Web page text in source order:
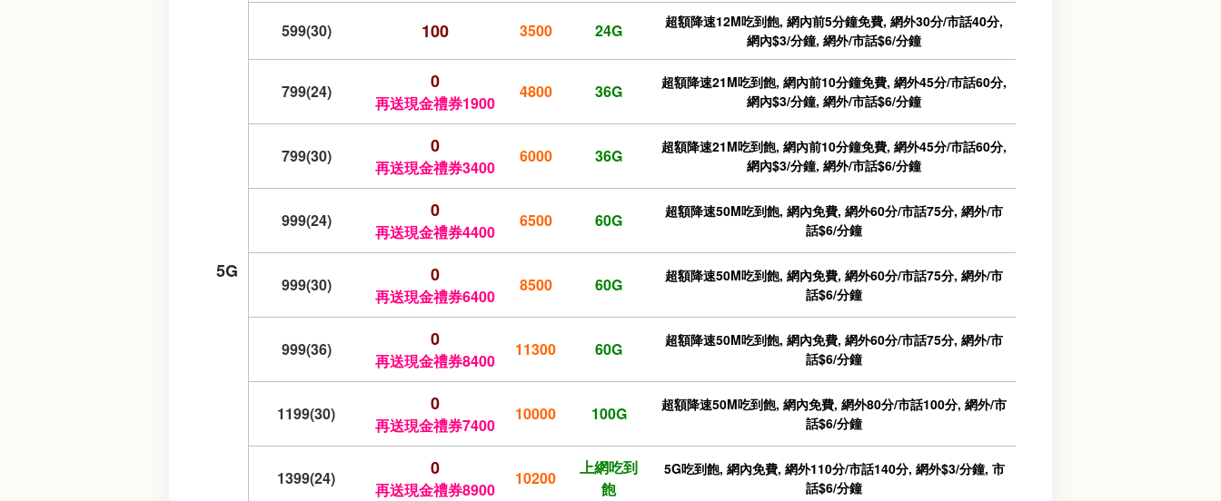
5G
599(30) 100 3500 24G
超額降速12M吃到飽, 網內前5分鐘免費, 網外30分/市話40分,
網內$3/分鐘, 網外/市話$6/分鐘
799(24) 0
再送現金禮券1900
4800 36G
超額降速21M吃到飽, 網內前10分鐘免費, 網外45分/市話60分,
網內$3/分鐘, 網外/市話$6/分鐘
799(30) 0
再送現金禮券3400
6000 36G
超額降速21M吃到飽, 網內前10分鐘免費, 網外45分/市話60分,
網內$3/分鐘, 網外/市話$6/分鐘
999(24) 0
再送現金禮券4400
6500 60G
超額降速50M吃到飽, 網內免費, 網外60分/市話75分, 網外/市
話$6/分鐘
999(30) 0
再送現金禮券6400
8500 60G
超額降速50M吃到飽, 網內免費, 網外60分/市話75分, 網外/市
話$6/分鐘
999(36) 0
再送現金禮券8400
11300 60G
超額降速50M吃到飽, 網內免費, 網外60分/市話75分, 網外/市
話$6/分鐘
1199(30) 0
再送現金禮券7400
10000 100G
超額降速50M吃到飽, 網內免費, 網外80分/市話100分, 網外/市
話$6/分鐘
1399(24) 0
再送現金禮券8900
10200
上網吃到
飽
5G吃到飽, 網內免費, 網外110分/市話140分, 網外$3/分鐘, 市
話$6/分鐘